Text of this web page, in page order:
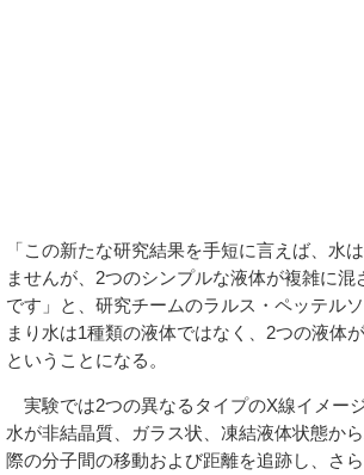
「この新たな研究結果を手短に言えば、水
ませんが、2つのシンプルな液体が複雑に混
です」と、研究チームのラルス・ペッテル
まり水は1種類の液体ではなく、2つの液体
ということになる。
実験では2つの異なるタイプのX線イメー
水が非結晶質、ガラス状、凍結液体状態か
際の分子間の移動および距離を追跡し、さ